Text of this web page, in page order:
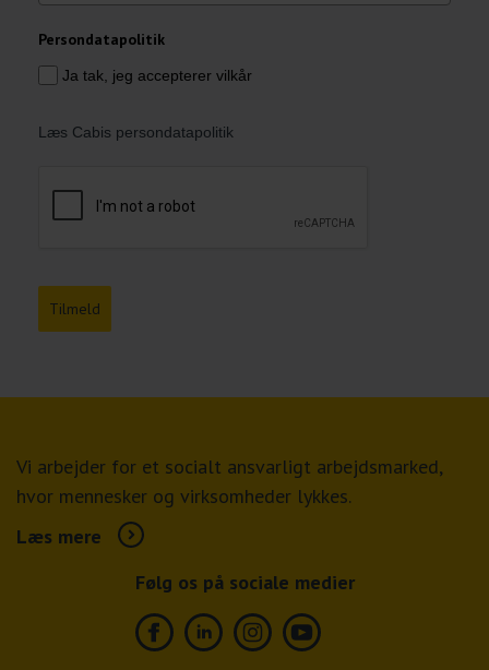
Persondatapolitik
Ja tak, jeg accepterer vilkår
Læs Cabis persondatapolitik
Tilmeld
Vi arbejder for et socialt ansvarligt arbejdsmarked,
hvor mennesker og virksomheder lykkes.
Læs mere
Følg os på sociale medier